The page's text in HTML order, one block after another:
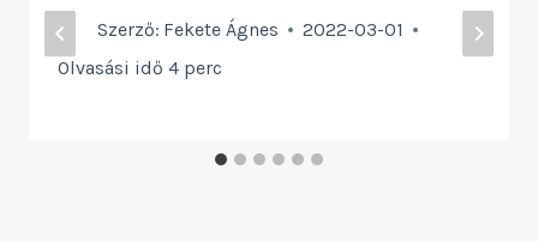
Szerző: Fekete Ágnes
2022-03-01
Olvasási idő 4 perc